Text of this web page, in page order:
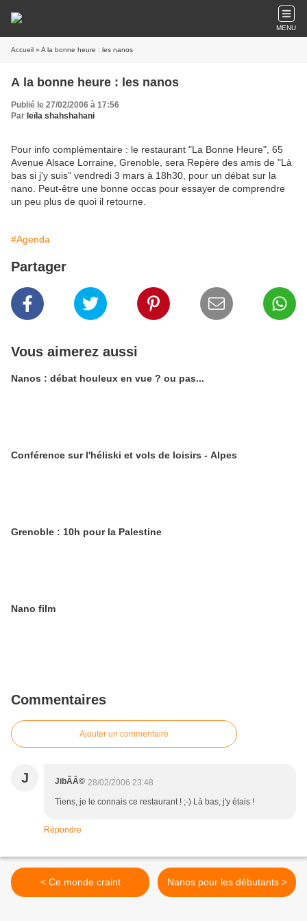
MENU
Accueil » A la bonne heure : les nanos
A la bonne heure : les nanos
Publié le 27/02/2006 à 17:56
Par leïla shahshahani
Pour info complémentaire : le restaurant "La Bonne Heure", 65
Avenue Alsace Lorraine, Grenoble, sera Repère des amis de "Là
bas si j'y suis" vendredi 3 mars à 18h30, pour un débat sur la
nano. Peut-être une bonne occas pour essayer de comprendre
un peu plus de quoi il retourne.
#Agenda
Partager
Vous aimerez aussi
Nanos : débat houleux en vue ? ou pas...
Conférence sur l'héliski et vols de loisirs - Alpes
Grenoble : 10h pour la Palestine
Nano film
Commentaires
Ajouter un commentaire
J JibÃÂ© 28/02/2006 23:48
Tiens, je le connais ce restaurant ! ;-) Là bas, j'y étais !
Répondre
< Ce monde craint Nanos pour les débutants >